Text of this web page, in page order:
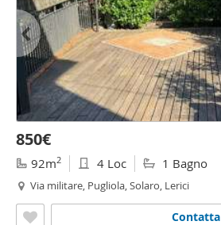
850€
92m2 4 Loc 1 Bagno
Via militare, Pugliola, Solaro, Lerici
Contatta